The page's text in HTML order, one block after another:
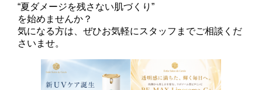
“夏ダメージを残さない肌づくり”
を始めませんか？
気になる方は、ぜひお気軽にスタッフまでご相談くだ
さいませ。